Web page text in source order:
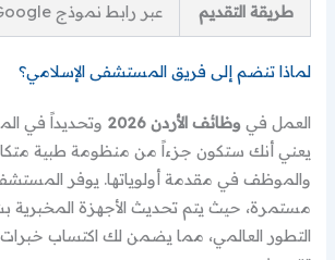
طريقة التقديم عبر رابط نموذج Google الرسمي أدناه
لماذا تنضم إلى فريق المستشفى الإسلامي؟
العمل فيوظائف الأردن 2026
وتحديداً في
يعني أنك ستكون جزءاً من منظومة طبية
والموظف في مقدمة أولوياتها. يوفر
مستمرة، حيث يتم تحديث الأجهزة المخبرية
التطور العالمي، مما يضمن لك اكتساب خبرات